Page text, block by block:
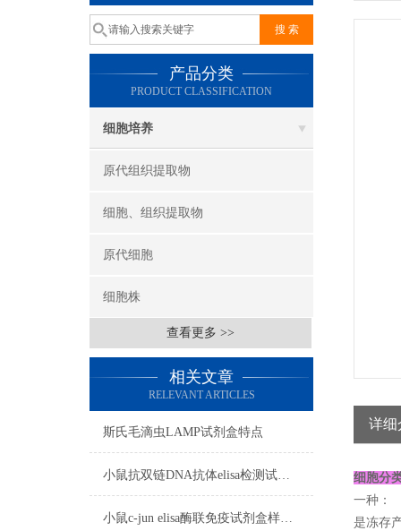
产品分类
PRODUCT CLASSIFICATION
细胞培养
原代组织提取物
细胞、组织提取物
原代细胞
细胞株
查看更多 >>
相关文章
RELEVANT ARTICLES
斯氏毛滴虫LAMP试剂盒特点
小鼠抗双链DNA抗体elisa检测试剂盒注意事项
小鼠c-jun elisa酶联免疫试剂盒样本处理及要求
详细
细胞分
一种：
是冻存